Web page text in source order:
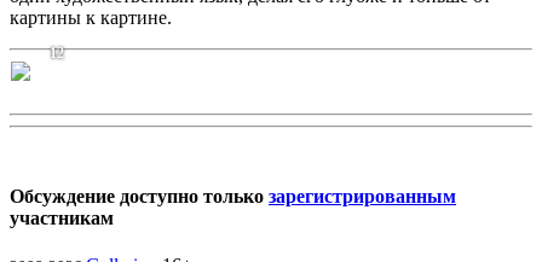
картины к картине.
12
Обсуждение доступно только зарегистрированным
участникам